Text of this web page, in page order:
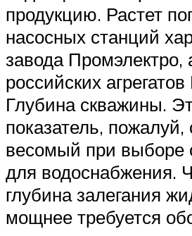
продукцию. Растет
насосных станций
завода Промэлектро,
российских
Глубина скважины.
показатель,
весомый при выборе
для водоснабжения.
глубина залегания
мощнее требуется